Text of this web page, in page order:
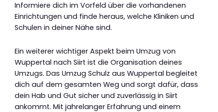
Informiere dich im Vorfeld über die vorhandenen
Einrichtungen und finde heraus, welche Kliniken und
Schulen in deiner Nähe sind.
Ein weiterer wichtiger Aspekt beim Umzug von
Wuppertal nach Siirt ist die Organisation deines
Umzugs. Das Umzug Schulz aus Wuppertal begleitet
dich auf dem gesamten Weg und sorgt dafür, dass
dein Hab und Gut sicher und zuverlässig in Siirt
ankommt. Mit jahrelanger Erfahrung und einem